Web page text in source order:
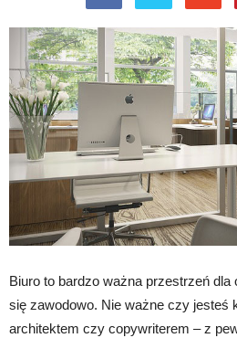
Biuro to bardzo ważna przestrzeń dla
się zawodowo. Nie ważne czy jesteś
architektem czy copywriterem – z